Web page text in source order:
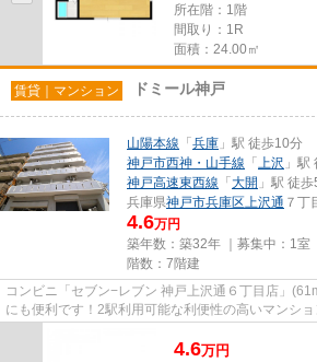
所在階：1階
間取り：1R
面積：24.00㎡
賃貸｜マンション ドミール神戸
山陽本線 「 兵庫 」駅 徒歩10分
神戸市西神・山手線 「 上沢 」駅
神戸高速東西線 「 大開 」駅 徒
兵庫県神戸市兵庫区上沢通 ７丁
4.6万円
築年数：築32年 ｜募集中： 1室
階数：7階建
コンビニ「セブン−レブン 神戸上沢通６丁目店」
にも便利です！2駅利用可能な利便性の高いマンシ
4.6万円